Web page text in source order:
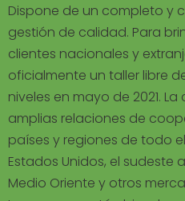
Dispone de un completo y
gestión de calidad. Para
clientes nacionales y
oficialmente un taller libre
niveles en mayo de 2021.
amplias relaciones de
países y regiones de todo
Estados Unidos, el sudeste
Medio Oriente y otros